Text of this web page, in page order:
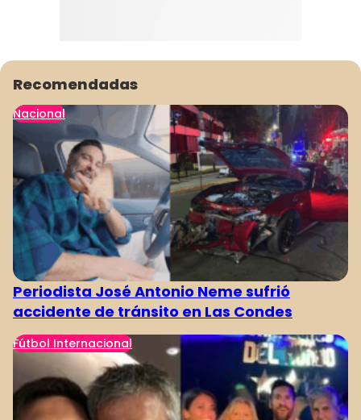
Recomendadas
Nacional
Periodista José Antonio Neme sufrió
accidente de tránsito en Las Condes
Fútbol Internacional